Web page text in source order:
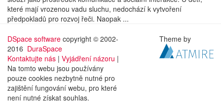
které mají vrozenou vadu sluchu, nedochází k vytvoření
předpokladů pro rozvoj řeči. Naopak ...
DSpace software copyright © 2002-
2016 DuraSpace
Kontaktujte nás | Vyjádření názoru |
Na tomto webu jsou používány
pouze cookies nezbytně nutné pro
zajištění fungování webu, pro které
není nutné získat souhlas.
Theme by